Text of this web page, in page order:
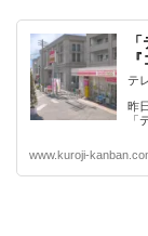
テ
昨
「
www.kuroji-